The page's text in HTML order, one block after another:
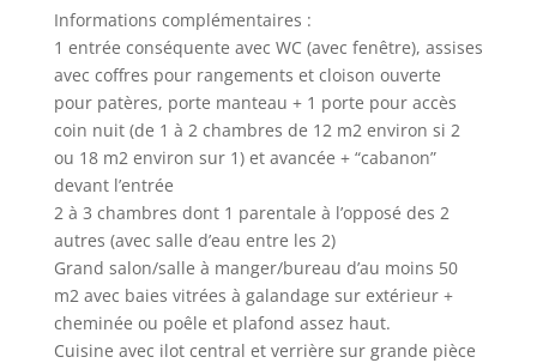
Informations complémentaires :
1 entrée conséquente avec WC (avec fenêtre), assises
avec coffres pour rangements et cloison ouverte
pour patères, porte manteau + 1 porte pour accès
coin nuit (de 1 à 2 chambres de 12 m2 environ si 2
ou 18 m2 environ sur 1) et avancée + “cabanon”
devant l’entrée
2 à 3 chambres dont 1 parentale à l’opposé des 2
autres (avec salle d’eau entre les 2)
Grand salon/salle à manger/bureau d’au moins 50
m2 avec baies vitrées à galandage sur extérieur +
cheminée ou poêle et plafond assez haut.
Cuisine avec ilot central et verrière sur grande pièce